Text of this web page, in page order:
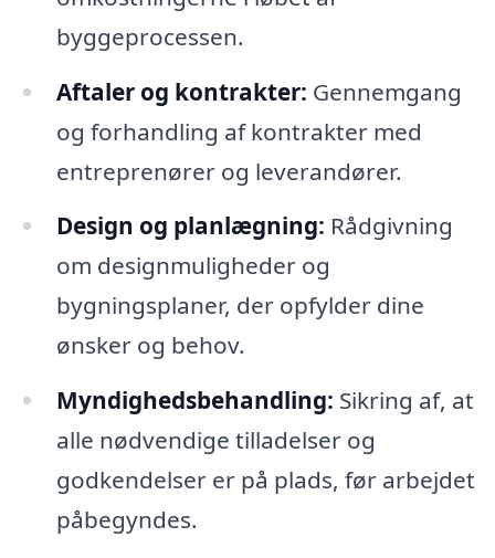
byggeprocessen.
Aftaler og kontrakter: Gennemgang
og forhandling af kontrakter med
entreprenører og leverandører.
Design og planlægning: Rådgivning
om designmuligheder og
bygningsplaner, der opfylder dine
ønsker og behov.
Myndighedsbehandling: Sikring af, at
alle nødvendige tilladelser og
godkendelser er på plads, før arbejdet
påbegyndes.